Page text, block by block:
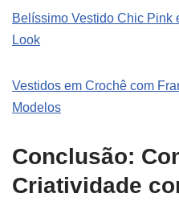
Belíssimo Vestido Chic Pink
Look
Vestidos em Crochê com
Modelos
Conclusão:
Criatividade